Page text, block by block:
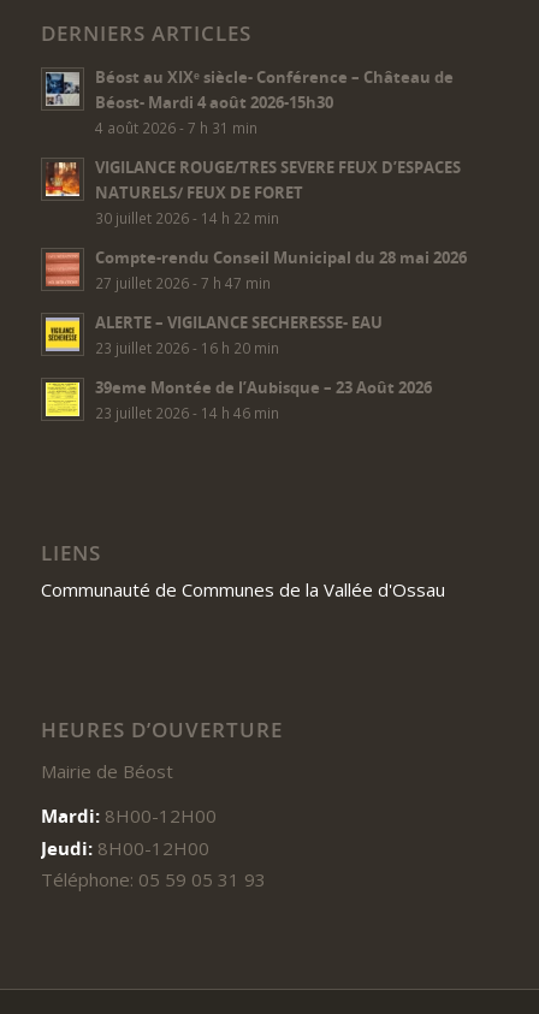
DERNIERS ARTICLES
Béost au XIXᵉ siècle- Conférence – Château de
Béost- Mardi 4 août 2026-15h30
4 août 2026 - 7 h 31 min
VIGILANCE ROUGE/TRES SEVERE FEUX D’ESPACES
NATURELS/ FEUX DE FORET
30 juillet 2026 - 14 h 22 min
Compte-rendu Conseil Municipal du 28 mai 2026
27 juillet 2026 - 7 h 47 min
ALERTE – VIGILANCE SECHERESSE- EAU
23 juillet 2026 - 16 h 20 min
39eme Montée de l’Aubisque – 23 Août 2026
23 juillet 2026 - 14 h 46 min
LIENS
Communauté de Communes de la Vallée d'Ossau
HEURES D’OUVERTURE
Mairie de Béost
Mardi: 8H00-12H00
Jeudi: 8H00-12H00
Téléphone: 05 59 05 31 93